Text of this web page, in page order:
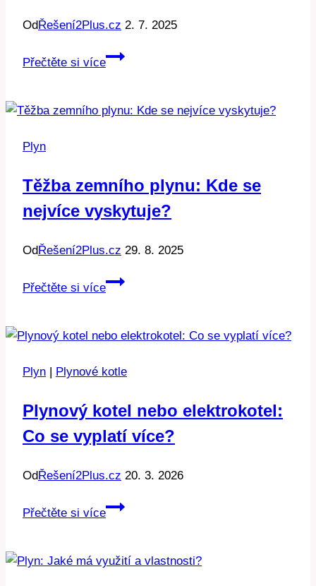
Od Řešení2Plus.cz 2. 7. 2025
Přečtěte si více
Recyklace
Kam
vyřazení?
Plyn
Těžba zemního plynu: Kde se
nejvíce vyskytuje?
Od Řešení2Plus.cz 29. 8. 2025
Přečtěte si více
Těžba
Kde
nejvíce
Plyn Plynové kotle
Plynový kotel nebo elektrokotel:
Co se vyplatí více?
Od Řešení2Plus.cz 20. 3. 2026
Přečtěte si více
Plynový
elektrokotel: